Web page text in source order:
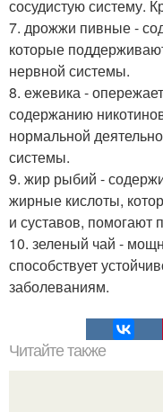
сосудистую систему.
7. дрожжи пивные -
которые
нервной системы.
8. ежевика -
содержанию
нормальной
системы.
9. жир рыбий -
жирные кислоты,
и суставов, помогают
10. зеленый чай -
способствует
заболеваниям.
Читайте также